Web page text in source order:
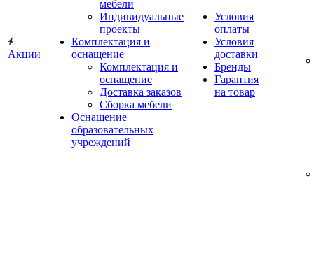
Акции
мебели
Индивидуальные
проекты
Комплектация и
оснащение
Комплектация и
оснащение
Доставка заказов
Сборка мебели
Оснащение
образовательных
учреждений
Условия
оплаты
Условия
доставки
Бренды
Гарантия
на товар